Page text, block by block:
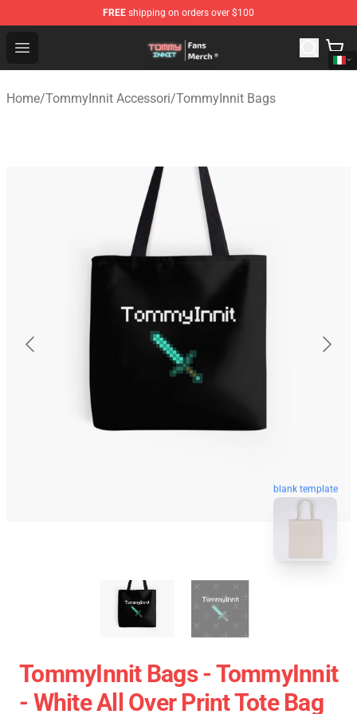
FREE shipping on orders over $100
Open menu
TommyInnit Store - Official TommyInnit Merchandise
Home/TommyInnit Accessori/TommyInnit Bags
blank template
TommyInnit Bags - TommyInnit
- White All Over Print Tote Bag